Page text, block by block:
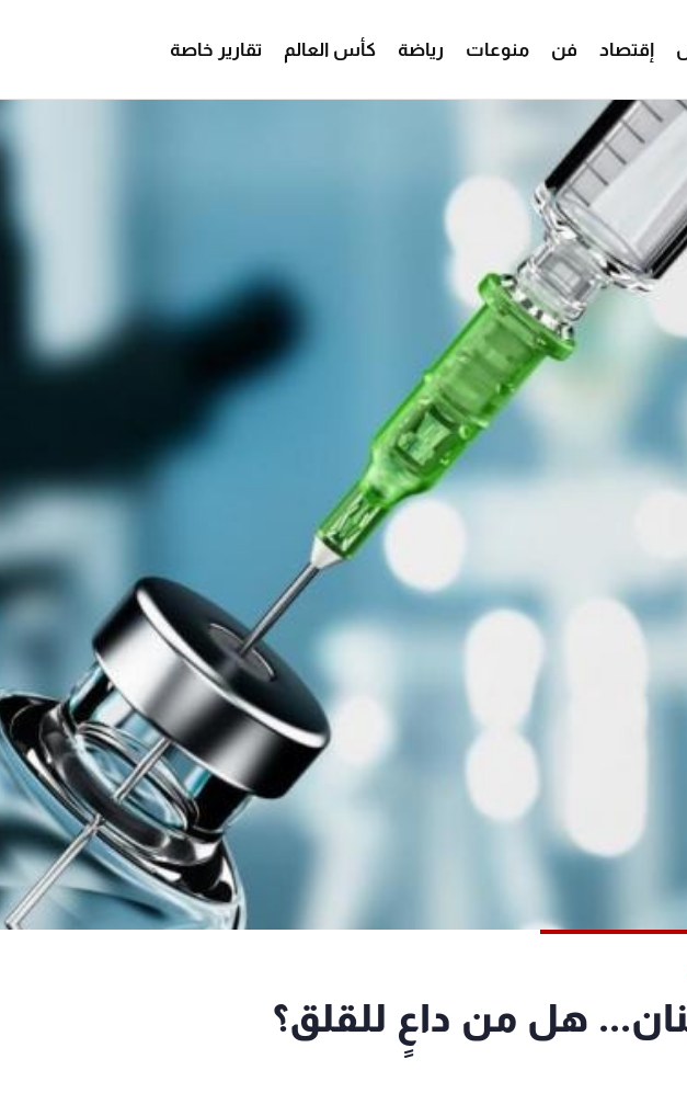
إقتصاد فن منوعات رياضة كأس العالم تقارير خاصة
هل من داعٍ للقلق؟